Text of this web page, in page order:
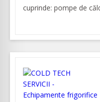
cuprinde: pompe de